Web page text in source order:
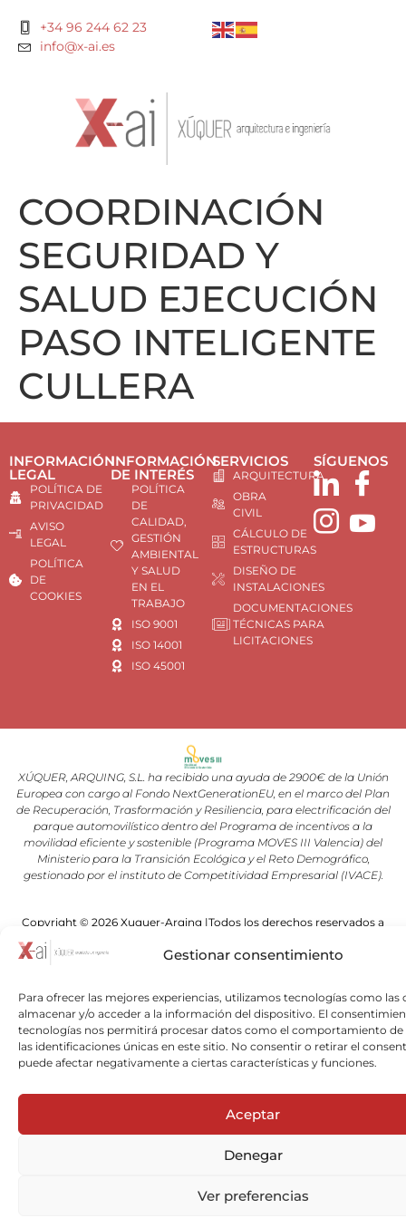
Gestionar consentimiento
Para ofrecer las mejores experiencias, utilizamos tecnologías como las
almacenar y/o acceder a la información del dispositivo. El
tecnologías nos permitirá procesar datos como el comportamiento de
las identificaciones únicas en este sitio. No consentir o retirar el
puede afectar negativamente a ciertas características y funciones.
Aceptar
Denegar
Ver preferencias
+34 96 244 62 23
info@x-ai.es
COORDINACIÓN
SEGURIDAD Y
SALUD EJECUCIÓN
PASO INTELIGENTE
CULLERA
INFORMACIÓN
LEGAL
POLÍTICA DE
PRIVACIDAD
AVISO
LEGAL
POLÍTICA
DE
COOKIES
INFORMACIÓN
DE INTERÉS
POLÍTICA
DE
CALIDAD,
GESTIÓN
AMBIENTAL
Y SALUD
EN EL
TRABAJO
ISO 9001
ISO 14001
ISO 45001
SERVICIOS
ARQUITECTURA
OBRA
CIVIL
CÁLCULO DE
ESTRUCTURAS
DISEÑO DE
INSTALACIONES
DOCUMENTACIONES
TÉCNICAS PARA
LICITACIONES
SÍGUENOS
XÚQUER, ARQUING, S.L. ha recibido una ayuda de 2900€ de la Unión
Europea con cargo al Fondo NextGenerationEU, en el marco del Plan
de Recuperación, Trasformación y Resiliencia, para electrificación del
parque automovilístico dentro del Programa de incentivos a la
movilidad eficiente y sostenible (Programa MOVES III Valencia) del
Ministerio para la Transición Ecológica y el Reto Demográfico,
gestionado por el instituto de Competitividad Empresarial (IVACE).
Copyright © 2026 Xuquer-Arqing |Todos los derechos reservados a